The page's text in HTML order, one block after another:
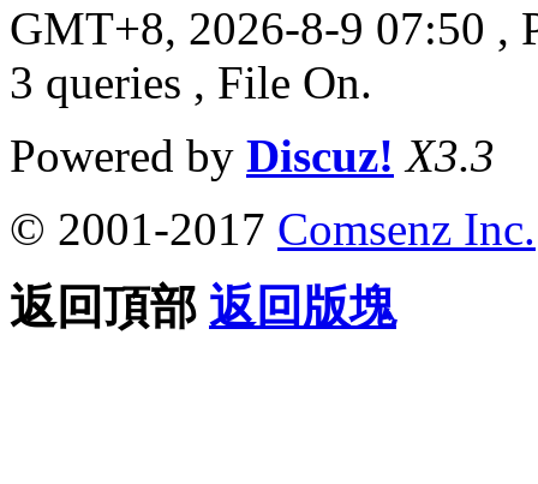
GMT+8, 2026-8-9 07:50 ,
3 queries , File On.
Powered by Discuz! X3.3
© 2001-2017 Comsenz Inc.
返回頂部 返回版塊